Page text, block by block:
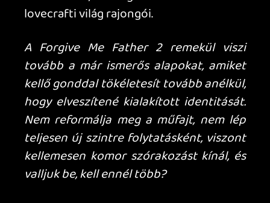
Necroman Mk2 2026.01.28 12:52:01
A boomer shooter jelző olvastán egy
hogy ennek rendesen megrajzolt grafikája
van.
A trailer végén az "ez nem bug, hanem
feature" poén tetszett 😃
soliduss 2026.01.28 10:04:47 #20rq5
switch2-re majd feldobom... pár 1000
megér.
Dude 2026.01.27 14:49:27